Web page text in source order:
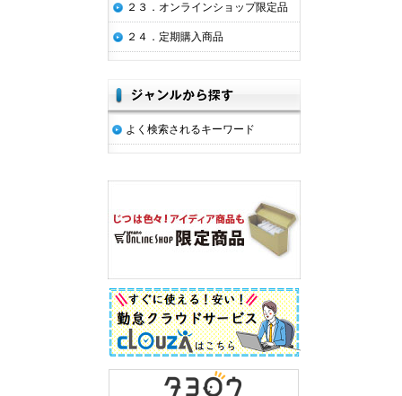
２３．オンラインショップ限定品
２４．定期購入商品
よく検索されるキーワード